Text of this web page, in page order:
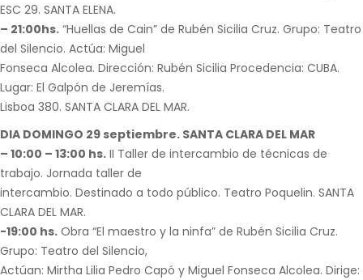
ESC 29. SANTA ELENA.
– 21:00hs. “Huellas de Cain” de Rubén Sicilia Cruz. Grupo: Teatro
del Silencio. Actúa: Miguel
Fonseca Alcolea. Dirección: Rubén Sicilia Procedencia: CUBA.
Lugar: El Galpón de Jeremías.
Lisboa 380. SANTA CLARA DEL MAR.
DIA DOMINGO 29 septiembre. SANTA CLARA DEL MAR
– 10:00 – 13:00 hs. II Taller de intercambio de técnicas de
trabajo. Jornada taller de
intercambio. Destinado a todo público. Teatro Poquelin. SANTA
CLARA DEL MAR.
-19:00 hs. Obra “El maestro y la ninfa” de Rubén Sicilia Cruz.
Grupo: Teatro del Silencio,
Actúan: Mirtha Lilia Pedro Capó y Miguel Fonseca Alcolea. Dirige: